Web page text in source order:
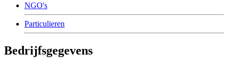
NGO's
Particulieren
Bedrijfsgegevens